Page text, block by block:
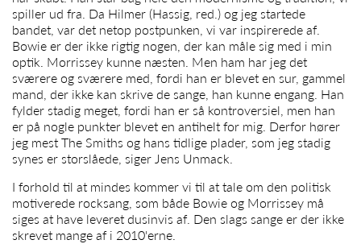
spiller ud fra. Da Hilmer (Hassig, red.) og jeg startede
bandet, var det netop postpunken, vi var inspirerede af.
Bowie er der ikke rigtig nogen, der kan måle sig med i min
optik. Morrissey kunne næsten. Men ham har jeg det
sværere og sværere med, fordi han er blevet en sur, gammel
mand, der ikke kan skrive de sange, han kunne engang. Han
fylder stadig meget, fordi han er så kontroversiel, men han
er på nogle punkter blevet en antihelt for mig. Derfor hører
jeg mest The Smiths og hans tidlige plader, som jeg stadig
synes er storslåede, siger Jens Unmack
I forhold til at mindes kommer vi til at tale om den politisk
motiverede rocksang, som både Bowie og Morrissey må
siges at have leveret dusinvis af. Den slags sange er der ikke
skrevet mange af i 2010'erne.